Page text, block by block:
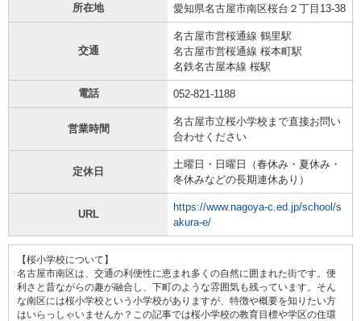
所在地 愛知県名古屋市南区桜台２丁目13-38
交通
名古屋市営桜通線 鶴里駅
名古屋市営桜通線 桜本町駅
名鉄名古屋本線 桜駅
電話 052-821-1188
営業時間
名古屋市立桜小学校まで直接お問い
合わせください
定休日
土曜日・日曜日（春休み・夏休み・
冬休みなどの長期連休あり）
URL
https://www.nagoya-c.ed.jp/school/s
akura-e/
【桜小学校について】
名古屋市南区は、交通の利便性に恵まれ多くの自然に囲まれた街です。便
利さと昔ながらの趣が融合し、下町のような雰囲気も残っています。そん
な南区には桜小学校という小学校がありますが、特徴や概要を知りたい方
はいらっしゃいませんか？この記事では桜小学校の教育目標や学区の住環